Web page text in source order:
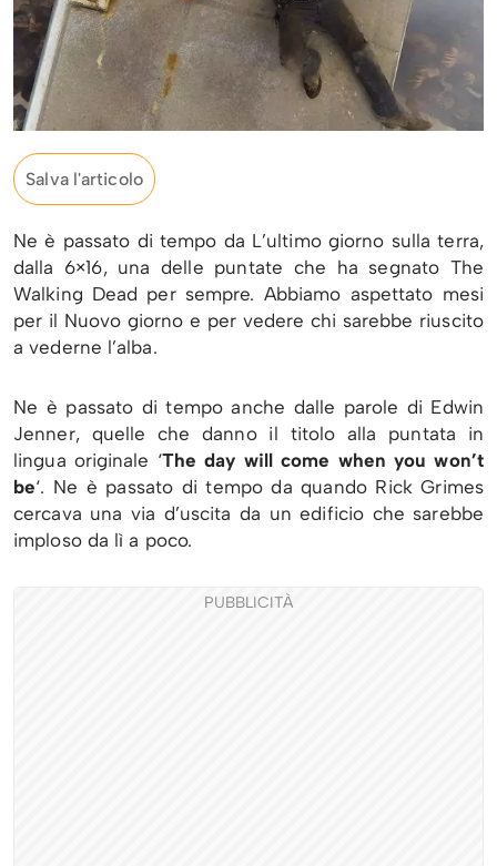
Salva l'articolo
Ne è passato di tempo da L’ultimo giorno sulla terra,
dalla 6×16, una delle puntate che ha segnato The
Walking Dead per sempre. Abbiamo aspettato mesi
per il Nuovo giorno e per vedere chi sarebbe riuscito
a vederne l’alba.
Ne è passato di tempo anche dalle parole di Edwin
Jenner, quelle che danno il titolo alla puntata in
lingua originale ‘The day will come when you won’t
be‘. Ne è passato di tempo da quando Rick Grimes
cercava una via d’uscita da un edificio che sarebbe
imploso da lì a poco.
PUBBLICITÀ